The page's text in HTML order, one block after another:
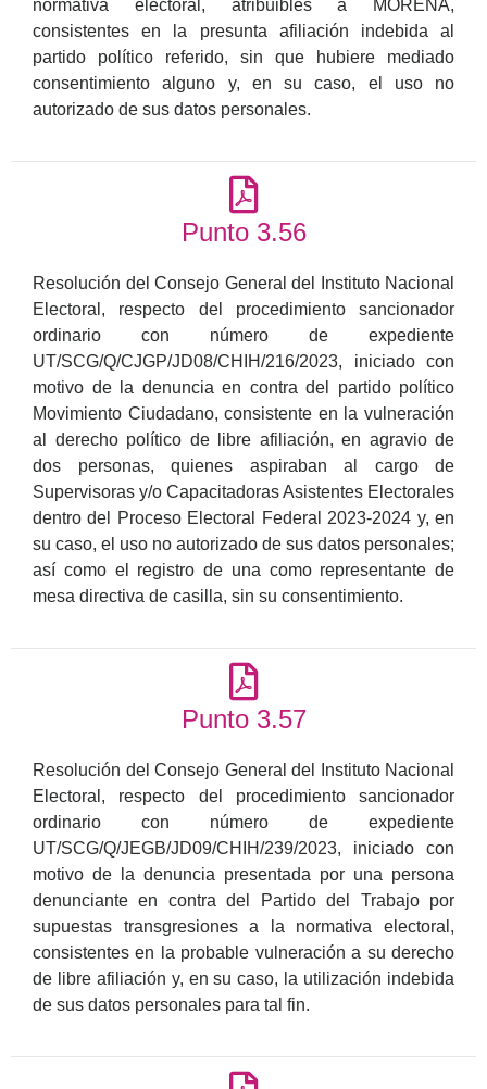
normativa electoral, atribuibles a MORENA,
consistentes en la presunta afiliación indebida al
partido político referido, sin que hubiere mediado
consentimiento alguno y, en su caso, el uso no
autorizado de sus datos personales.
Punto 3.56
Resolución del Consejo General del Instituto Nacional
Electoral, respecto del procedimiento sancionador
ordinario con número de expediente
UT/SCG/Q/CJGP/JD08/CHIH/216/2023, iniciado con
motivo de la denuncia en contra del partido político
Movimiento Ciudadano, consistente en la vulneración
al derecho político de libre afiliación, en agravio de
dos personas, quienes aspiraban al cargo de
Supervisoras y/o Capacitadoras Asistentes Electorales
dentro del Proceso Electoral Federal 2023-2024 y, en
su caso, el uso no autorizado de sus datos personales;
así como el registro de una como representante de
mesa directiva de casilla, sin su consentimiento.
Punto 3.57
Resolución del Consejo General del Instituto Nacional
Electoral, respecto del procedimiento sancionador
ordinario con número de expediente
UT/SCG/Q/JEGB/JD09/CHIH/239/2023, iniciado con
motivo de la denuncia presentada por una persona
denunciante en contra del Partido del Trabajo por
supuestas transgresiones a la normativa electoral,
consistentes en la probable vulneración a su derecho
de libre afiliación y, en su caso, la utilización indebida
de sus datos personales para tal fin.